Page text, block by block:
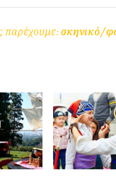
παρέχουμε:σκηνικό /